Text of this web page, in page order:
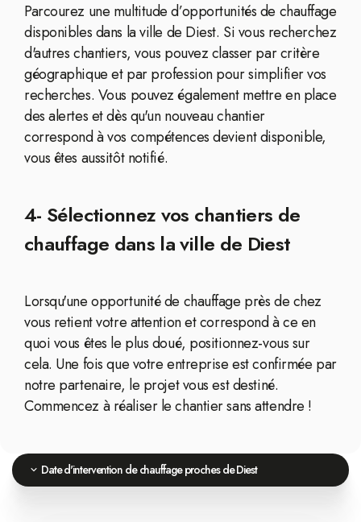
Parcourez une multitude d’opportunités de chauffage
disponibles dans la ville de Diest. Si vous recherchez
d'autres chantiers, vous pouvez classer par critère
géographique et par profession pour simplifier vos
recherches. Vous pouvez également mettre en place
des alertes et dès qu'un nouveau chantier
correspond à vos compétences devient disponible,
vous êtes aussitôt notifié.
4- Sélectionnez vos chantiers de
chauffage dans la ville de Diest
Lorsqu'une opportunité de chauffage près de chez
vous retient votre attention et correspond à ce en
quoi vous êtes le plus doué, positionnez-vous sur
cela. Une fois que votre entreprise est confirmée par
notre partenaire, le projet vous est destiné.
Commencez à réaliser le chantier sans attendre !
Date d'intervention de chauffage proches de Diest